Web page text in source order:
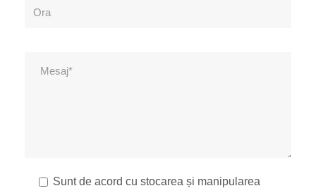
Sunt de acord cu stocarea și manipularea